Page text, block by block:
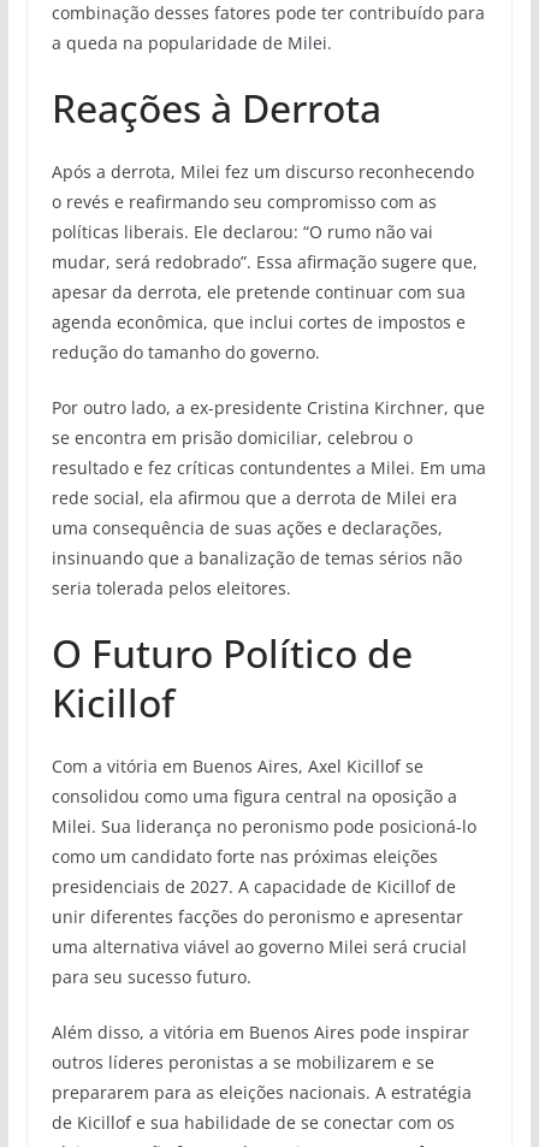
combinação desses fatores pode ter contribuído para
a queda na popularidade de Milei.
Reações à Derrota
Após a derrota, Milei fez um discurso reconhecendo
o revés e reafirmando seu compromisso com as
políticas liberais. Ele declarou: “O rumo não vai
mudar, será redobrado”. Essa afirmação sugere que,
apesar da derrota, ele pretende continuar com sua
agenda econômica, que inclui cortes de impostos e
redução do tamanho do governo.
Por outro lado, a ex-presidente Cristina Kirchner, que
se encontra em prisão domiciliar, celebrou o
resultado e fez críticas contundentes a Milei. Em uma
rede social, ela afirmou que a derrota de Milei era
uma consequência de suas ações e declarações,
insinuando que a banalização de temas sérios não
seria tolerada pelos eleitores.
O Futuro Político de
Kicillof
Com a vitória em Buenos Aires, Axel Kicillof se
consolidou como uma figura central na oposição a
Milei. Sua liderança no peronismo pode posicioná-lo
como um candidato forte nas próximas eleições
presidenciais de 2027. A capacidade de Kicillof de
unir diferentes facções do peronismo e apresentar
uma alternativa viável ao governo Milei será crucial
para seu sucesso futuro.
Além disso, a vitória em Buenos Aires pode inspirar
outros líderes peronistas a se mobilizarem e se
prepararem para as eleições nacionais. A estratégia
de Kicillof e sua habilidade de se conectar com os